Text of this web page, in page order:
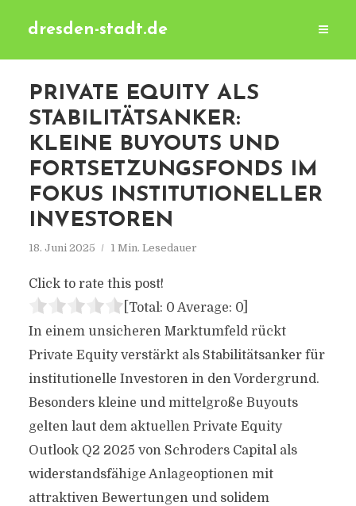
dresden-stadt.de
PRIVATE EQUITY ALS
STABILITÄTSANKER:
KLEINE BUYOUTS UND
FORTSETZUNGSFONDS IM
FOKUS INSTITUTIONELLER
INVESTOREN
18. Juni 2025 1 Min. Lesedauer
Click to rate this post!
[Total: 0 Average: 0]
In einem unsicheren Marktumfeld rückt
Private Equity verstärkt als Stabilitätsanker für
institutionelle Investoren in den Vordergrund.
Besonders kleine und mittelgroße Buyouts
gelten laut dem aktuellen Private Equity
Outlook Q2 2025 von Schroders Capital als
widerstandsfähige Anlageoptionen mit
attraktiven Bewertungen und solidem